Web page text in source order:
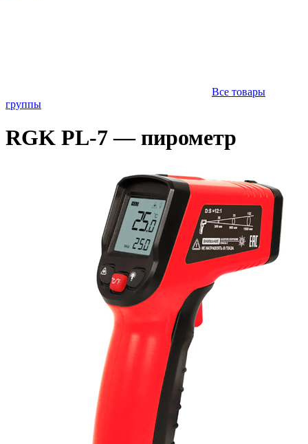
Все товары
группы
RGK PL-7 — пирометр